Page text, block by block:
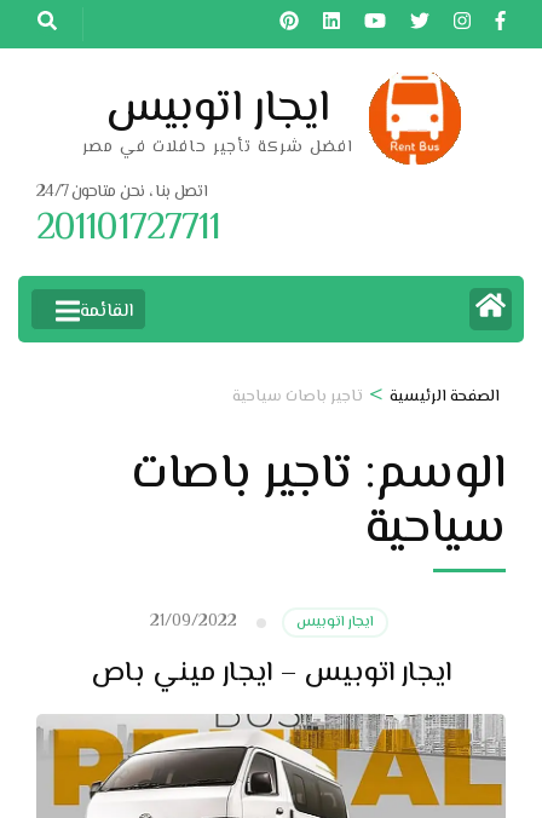
تخطى
إلى
ايجار اتوبيس
افضل شركة تأجير حافلات في مصر
اتصل بنا ، نحن متاحون 24/7
201101727711
القائمة
الصفحة الرئيسية > تاجير باصات سياحية
الوسم: تاجير باصات
سياحية
ايجار اتوبيس 21/09/2022
ايجار اتوبيس – ايجار ميني باص